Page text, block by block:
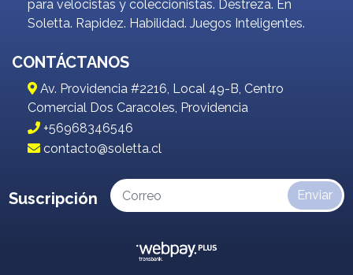
para velocistas y coleccionistas. Destreza. En
Soletta. Rapidez. Habilidad. Juegos Inteligentes.
CONTÁCTANOS
Av. Providencia #2216, Local 49-B, Centro
Comercial Dos Caracoles, Providencia
+56968346546
contacto@soletta.cl
Suscripción Enviar